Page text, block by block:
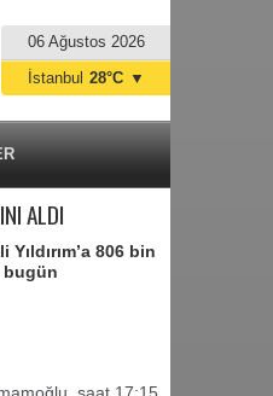
06 Ağustos 2026
İstanbul 28°C ▼
ALDI
806 bin
bugün